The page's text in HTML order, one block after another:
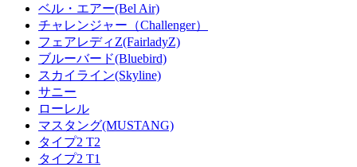
ベル・エアー(Bel Air)
チャレンジャー（Challenger）
フェアレディZ(FairladyZ)
ブルーバード(Bluebird)
スカイライン(Skyline)
サニー
ローレル
マスタング(MUSTANG)
タイプ2 T2
タイプ2 T1